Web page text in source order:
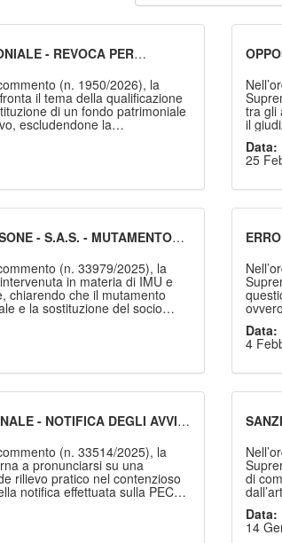
- REVOCA PER
DONAZIONE OBNUZIALE
(n. 1950/2026), la
il tema della qualificazione
di un fondo patrimoniale
escludendone la
obnuziale ex art. 785
matrimonio futuro. La
che, ove l’atto presenti
a revocazione per
cassando la sentenza di
tra gli
il
con
La
Data:
25
- S.A.S. - MUTAMENTO
-
PROCESSUALE DELLA
(n. 33979/2025), la
in materia di IMU e
chiarendo che il mutamento
e la sostituzione del socio
incidono sull’identità
né sulla sua legittimazione
un consolidato
meri formalismi, censurando
di difetto di legittimazione
parte
con
non
Data:
4
- NOTIFICA DEGLI AVVISI
- CENTRALITÀ DEL
(n. 33514/2025), la
a pronunciarsi su una
rilievo pratico nel contenzioso
notifica effettuata sulla PEC
fisica (nella fattispecie
cancellato dal Registro
di una casella di posta
EX
DEL
di
non
Data:
14